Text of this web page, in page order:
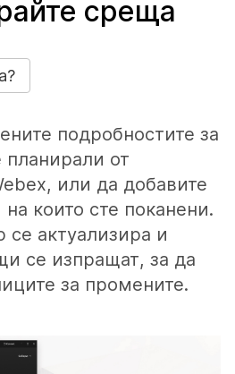
среща
подробностите за
планирали от
или да добавите
които сте поканени.
се актуализира и
се изпращат, за да
за промените.